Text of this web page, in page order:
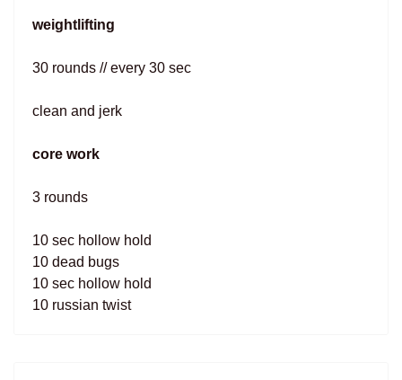
weightlifting
30 rounds // every 30 sec
clean and jerk
core work
3 rounds
10 sec hollow hold
10 dead bugs
10 sec hollow hold
10 russian twist